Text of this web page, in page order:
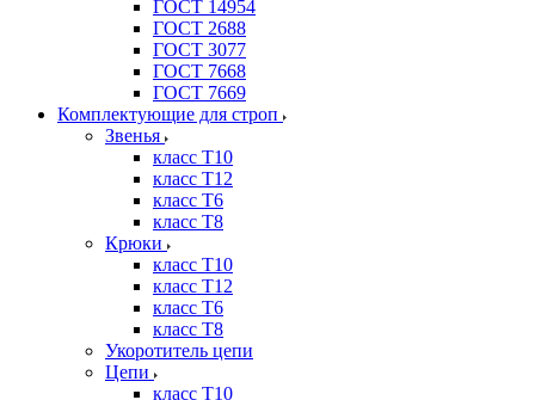
ГОСТ 14954
ГОСТ 2688
ГОСТ 3077
ГОСТ 7668
ГОСТ 7669
Комплектующие для строп
Звенья
класс Т10
класс Т12
класс Т6
класс Т8
Крюки
класс Т10
класс Т12
класс Т6
класс Т8
Укоротитель цепи
Цепи
класс Т10